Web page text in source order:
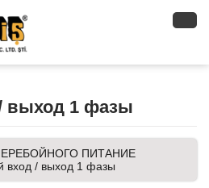
выход 1 фазы
ПИТАНИЕ
вход / выход 1 фазы